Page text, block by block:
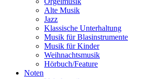
Alte Musik
Jazz
Klassische Unterhaltung
Musik für Blasinstrumente
Musik für Kinder
Weihnachtsmusik
Hörbuch/Feature
Noten